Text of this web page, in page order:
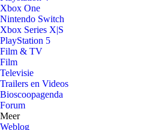
Xbox One
Nintendo Switch
Xbox Series X|S
PlayStation 5
Film & TV
Film
Televisie
Trailers en Videos
Bioscoopagenda
Forum
Meer
Weblog